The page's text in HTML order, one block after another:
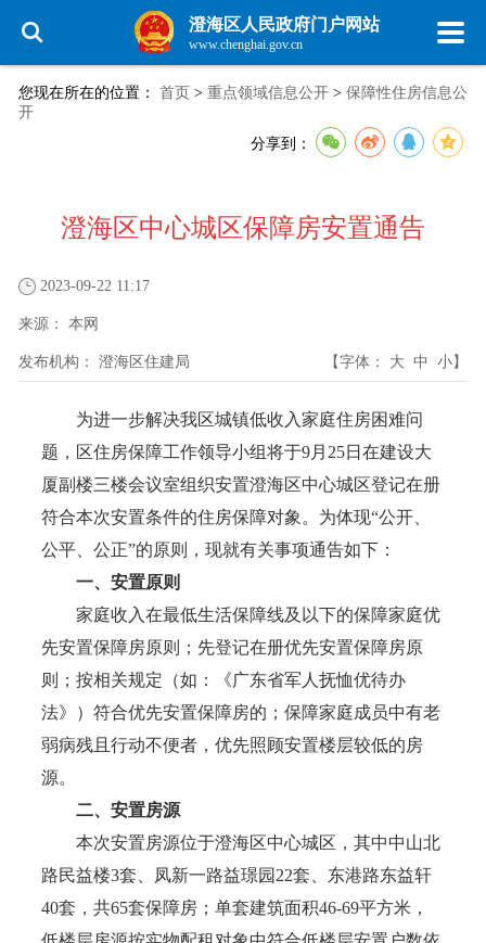
澄海区人民政府门户网站
www.chenghai.gov.cn
您现在所在的位置： 首页 > 重点领域信息公开 > 保障性住房信息公
开
分享到：
澄海区中心城区保障房安置通告
2023-09-22 11:17
来源： 本网
发布机构： 澄海区住建局 【字体： 大 中 小】
为进一步解决我区城镇低收入家庭住房困难问
题，区住房保障工作领导小组将于9月25日在建设大
厦副楼三楼会议室组织安置澄海区中心城区登记在册
符合本次安置条件的住房保障对象。为体现“公开、
公平、公正”的原则，现就有关事项通告如下：
一、安置原则
家庭收入在最低生活保障线及以下的保障家庭优
先安置保障房原则；先登记在册优先安置保障房原
则；按相关规定（如：《广东省军人抚恤优待办
法》）符合优先安置保障房的；保障家庭成员中有老
弱病残且行动不便者，优先照顾安置楼层较低的房
源。
二、安置房源
本次安置房源位于澄海区中心城区，其中中山北
路民益楼3套、凤新一路益璟园22套、东港路东益轩
40套，共65套保障房；单套建筑面积46-69平方米，